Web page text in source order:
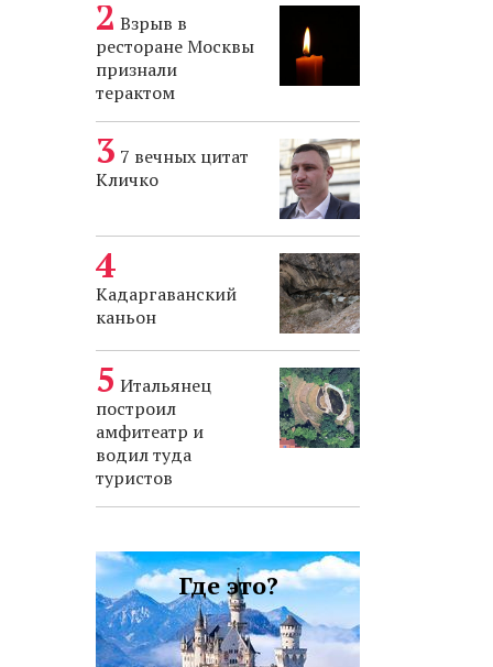
Взрыв в
ресторане Москвы
признали
терактом
7 вечных цитат
Кличко
Кадаргаванский
каньон
Итальянец
построил
амфитеатр и
водил туда
туристов
Где это?